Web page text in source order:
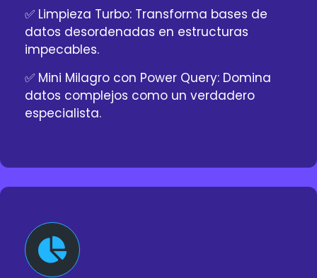
✅ Limpieza Turbo: Transforma bases de
datos desordenadas en estructuras
impecables.
✅ Mini Milagro con Power Query: Domina
datos complejos como un verdadero
especialista.